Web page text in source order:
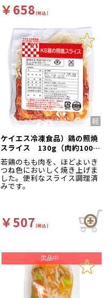
￥658(税込)
ケイエス冷凍食品）鶏の照焼
スライス 130g（肉約100g
＋タレ約30g）
若鶏のもも肉を、ほどよいき
つね色においしく焼き上げま
した。便利なスライス調理済
みです。
￥507(税込)